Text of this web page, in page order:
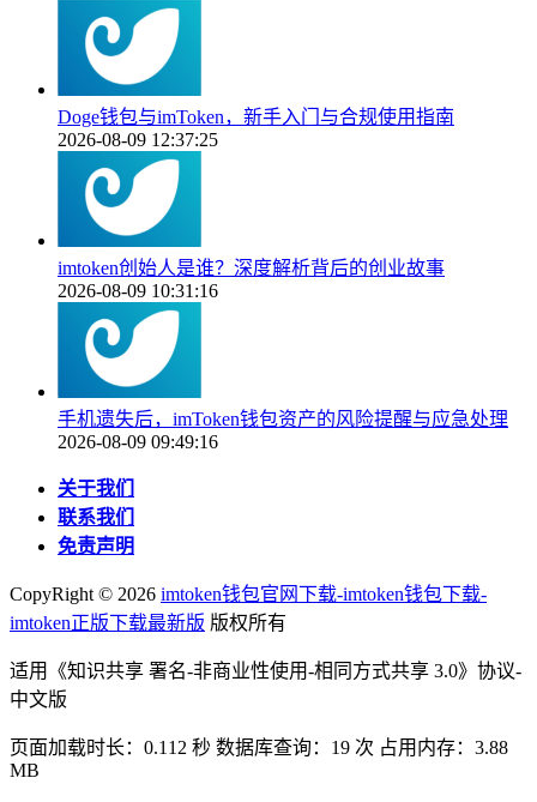
Doge钱包与imToken，新手入门与合规使用指南
2026-08-09 12:37:25
imtoken创始人是谁？深度解析背后的创业故事
2026-08-09 10:31:16
手机遗失后，imToken钱包资产的风险提醒与应急处理
2026-08-09 09:49:16
关于我们
联系我们
免责声明
CopyRight © 2026 imtoken钱包官网下载-imtoken钱包下载-
imtoken正版下载最新版 版权所有
适用《知识共享 署名-非商业性使用-相同方式共享 3.0》协议-
中文版
页面加载时长：0.112 秒 数据库查询：19 次 占用内存：3.88
MB